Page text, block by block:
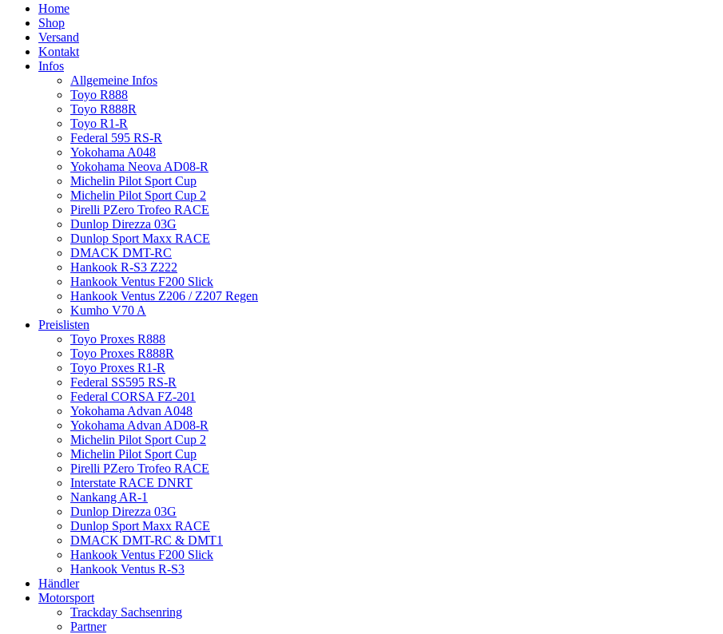
Home
Shop
Versand
Kontakt
Infos
Allgemeine Infos
Toyo R888
Toyo R888R
Toyo R1-R
Federal 595 RS-R
Yokohama A048
Yokohama Neova AD08-R
Michelin Pilot Sport Cup
Michelin Pilot Sport Cup 2
Pirelli PZero Trofeo RACE
Dunlop Direzza 03G
Dunlop Sport Maxx RACE
DMACK DMT-RC
Hankook R-S3 Z222
Hankook Ventus F200 Slick
Hankook Ventus Z206 / Z207 Regen
Kumho V70 A
Preislisten
Toyo Proxes R888
Toyo Proxes R888R
Toyo Proxes R1-R
Federal SS595 RS-R
Federal CORSA FZ-201
Yokohama Advan A048
Yokohama Advan AD08-R
Michelin Pilot Sport Cup 2
Michelin Pilot Sport Cup
Pirelli PZero Trofeo RACE
Interstate RACE DNRT
Nankang AR-1
Dunlop Direzza 03G
Dunlop Sport Maxx RACE
DMACK DMT-RC & DMT1
Hankook Ventus F200 Slick
Hankook Ventus R-S3
Händler
Motorsport
Trackday Sachsenring
Partner